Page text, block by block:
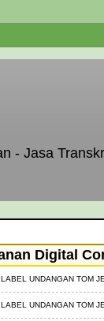
- Jasa
Digital
UNDANGAN TOM
UNDANGAN TOM